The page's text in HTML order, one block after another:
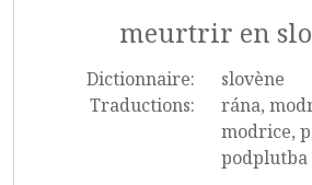
meurtrir en
Dictionnaire:
slovène
Traductions:
rána,
modrice,
podplutba